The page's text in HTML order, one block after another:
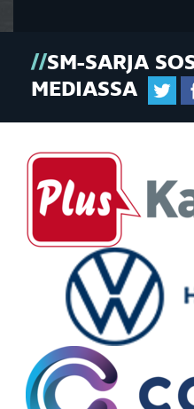
SM-SARJA
MEDIASSA